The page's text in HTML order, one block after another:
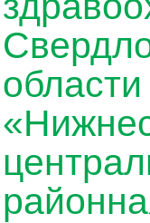
области